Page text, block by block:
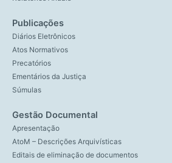
Publicações
Diários Eletrônicos
Atos Normativos
Precatórios
Ementários da Justiça
Súmulas
Gestão Documental
Apresentação
AtoM – Descrições Arquivísticas
Editais de eliminação de documentos